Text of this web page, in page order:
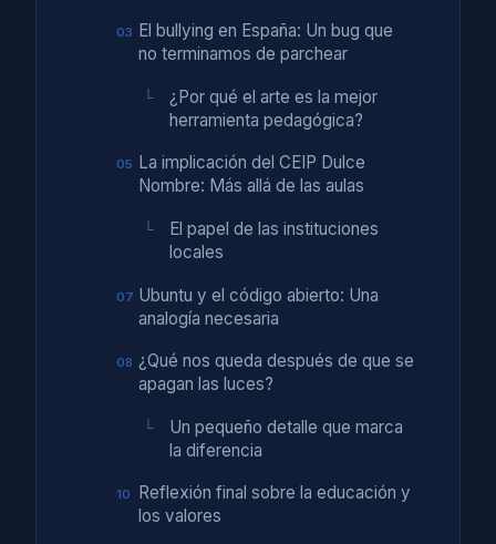
El bullying en España: Un bug que
no terminamos de parchear
¿Por qué el arte es la mejor
herramienta pedagógica?
La implicación del CEIP Dulce
Nombre: Más allá de las aulas
El papel de las instituciones
locales
Ubuntu y el código abierto: Una
analogía necesaria
¿Qué nos queda después de que se
apagan las luces?
Un pequeño detalle que marca
la diferencia
Reflexión final sobre la educación y
los valores